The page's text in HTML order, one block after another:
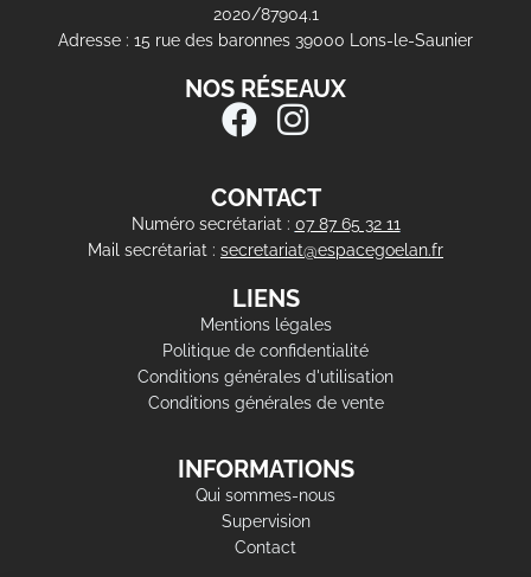
2020/87904.1
Adresse : 15 rue des baronnes 39000 Lons-le-Saunier
NOS RÉSEAUX
CONTACT
Numéro secrétariat : 07 87 65 32 11
Mail secrétariat : secretariat@espacegoelan.fr
LIENS
Mentions légales
Politique de confidentialité
Conditions générales d'utilisation
Conditions générales de vente
INFORMATIONS
Qui sommes-nous
Supervision
Contact